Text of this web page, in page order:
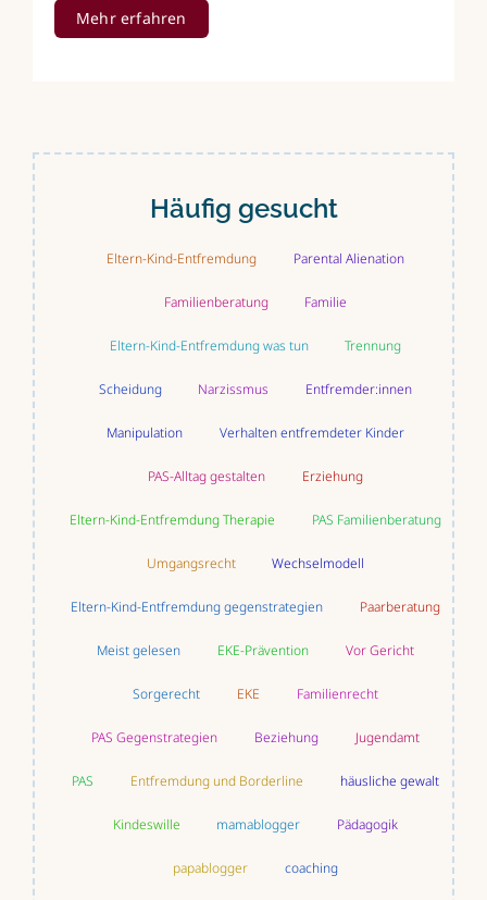
Mehr erfahren
Häufig gesucht
Eltern-Kind-Entfremdung Parental Alienation
Familienberatung Familie
Eltern-Kind-Entfremdung was tun Trennung
Scheidung Narzissmus Entfremder:innen
Manipulation Verhalten entfremdeter Kinder
PAS-Alltag gestalten Erziehung
Eltern-Kind-Entfremdung Therapie PAS Familienberatung
Umgangsrecht Wechselmodell
Eltern-Kind-Entfremdung gegenstrategien Paarberatung
Meist gelesen EKE-Prävention Vor Gericht
Sorgerecht EKE Familienrecht
PAS Gegenstrategien Beziehung Jugendamt
PAS Entfremdung und Borderline häusliche gewalt
Kindeswille mamablogger Pädagogik
papablogger coaching